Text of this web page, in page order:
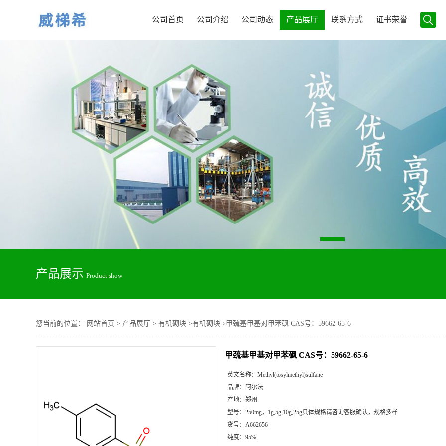
公司首页 公司介绍 公司动态 产品展厅 联系方式 证书荣誉
产品展示 Product show
您当前的位置： 网站首页 > 产品展厅 > 有机砌块 >有机砌块 >甲巯基甲基对甲苯砜 CAS号：59662-65-6
甲巯基甲基对甲苯砜 CAS号：59662-65-6
英文名称： Methyl(tosylmethyl)sulfane
品牌：
阿尔法
产地： 郑州
型号： 250mg，1g,5g,10g,25g具体规格请咨询客服确认，规格多样
货号： A662656
纯度： 95%